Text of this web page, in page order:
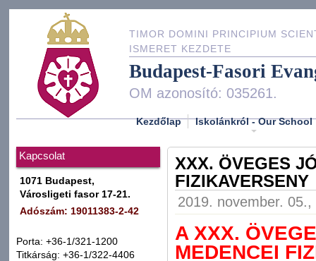
TIMOR DOMINI PRINCIPIUM
ISMERET KEZDETE
Budapest-Fasori
OM azonosító: 035261.
Kezdőlap Iskolánkról - Our School
Kapcsolat
1071 Budapest,
Városligeti fasor 17-21.
Adószám: 19011383-2-42
Porta: +36-1/321-1200
Titkárság: +36-1/322-4406
XXX. ÖVEGES
FIZIKAVERSENY
2019. november.
A XXX.
MEDENCEI